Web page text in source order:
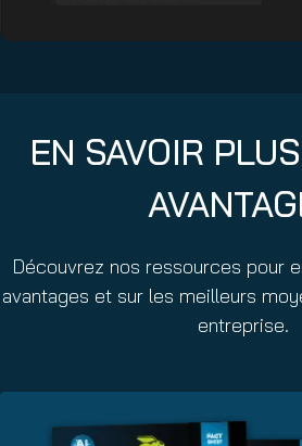
EN SAVOIR
Découvrez nos ressources pour
avantages et sur les meilleurs
entreprise.